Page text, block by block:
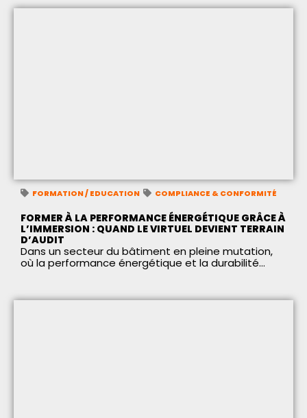
FORMATION / EDUCATION COMPLIANCE & CONFORMITÉ
FORMER À LA PERFORMANCE ÉNERGÉTIQUE GRÂCE À
L’IMMERSION : QUAND LE VIRTUEL DEVIENT TERRAIN
D’AUDIT
Dans un secteur du bâtiment en pleine mutation,
où la performance énergétique et la durabilité...